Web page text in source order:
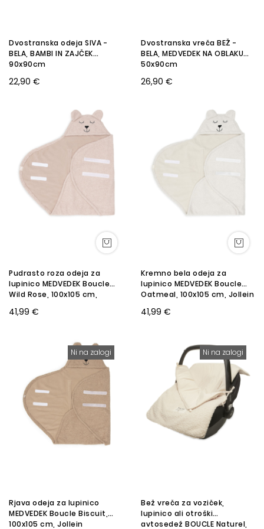
Dvostranska odeja SIVA -
BELA, BAMBI IN ZAJČEK
90x90cm
22,90 €
Dvostranska vreča BEŽ -
BELA, MEDVEDEK NA OBLAKU
50x90cm
26,90 €
Pudrasto roza odeja za
lupinico MEDVEDEK Boucle
Wild Rose, 100x105 cm,
41,99 €
Kremno bela odeja za
lupinico MEDVEDEK Boucle
Oatmeal, 100x105 cm, Jollein
41,99 €
Ni na zalogi
Rjava odeja za lupinico
MEDVEDEK Boucle Biscuit,
100x105 cm, Jollein
Ni na zalogi
Bež vreča za voziček,
lupinico ali otroški
avtosedež BOUCLE Naturel,